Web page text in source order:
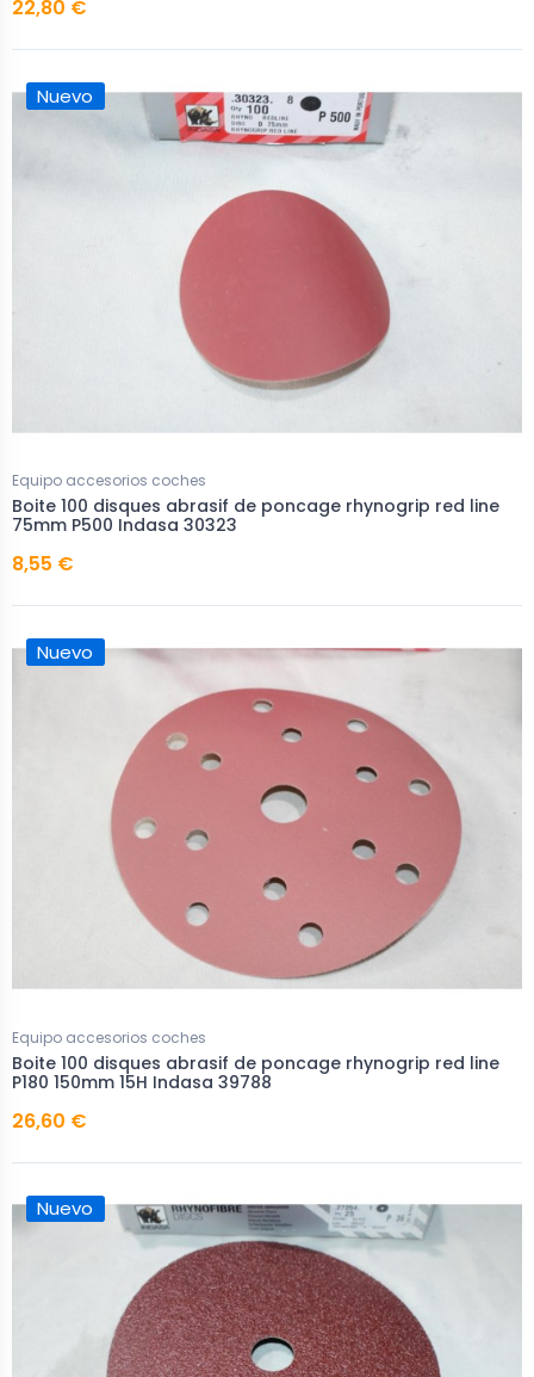
22,80 €
Nuevo
Equipo accesorios coches
Boite 100 disques abrasif de poncage rhynogrip red line
75mm P500 Indasa 30323
8,55 €
Nuevo
Equipo accesorios coches
Boite 100 disques abrasif de poncage rhynogrip red line
P180 150mm 15H Indasa 39788
26,60 €
Nuevo